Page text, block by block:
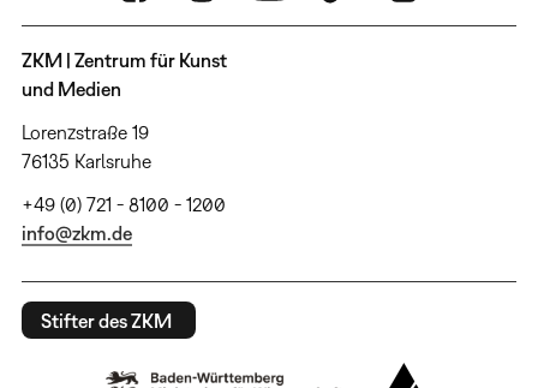
ZKM | Zentrum für Kunst
und Medien
Lorenzstraße 19
76135 Karlsruhe
+49 (0) 721 - 8100 - 1200
info@zkm.de
Stifter des ZKM